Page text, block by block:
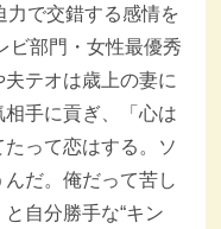
力で交錯する感情を
ビ部門・女性最優秀
テオは歳上の妻に
手に貢ぎ、「心は
って恋はする。ソ
だ。俺だって苦し
自分勝手な“キン